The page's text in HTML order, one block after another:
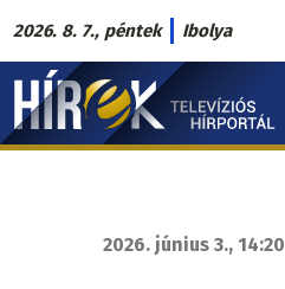
Ugrás
a
tartalomra
2026. 8. 7., péntek Ibolya
Hírek.sk
fő
2026. június 3., 14:20